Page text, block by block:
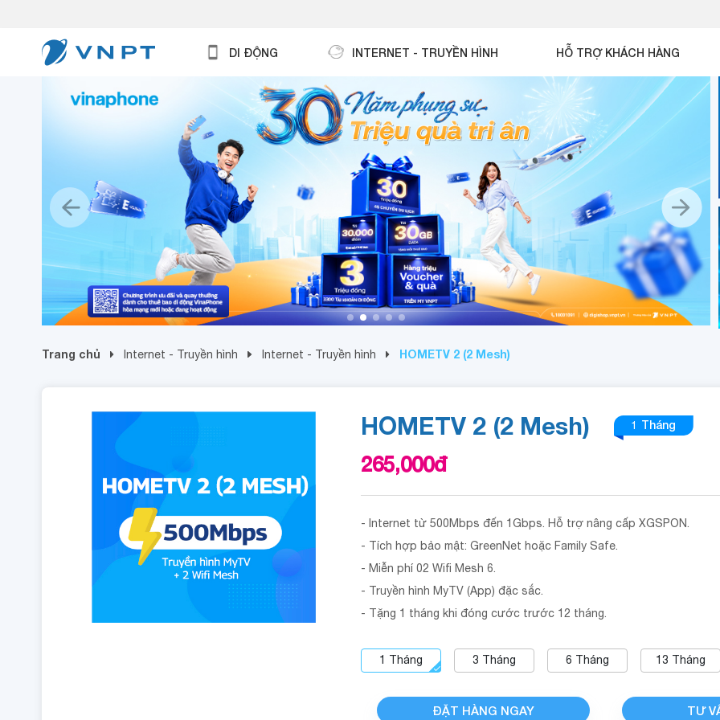
DI ĐỘNG INTERNET - TRUYỀN HÌNH HỖ TRỢ KHÁCH HÀNG
Trang chủ Internet - Truyền hình Internet - Truyền hình HOMETV 2 (2 Mesh)
HOMETV 2 (2 Mesh) 1 Tháng
265,000đ
- Internet từ 500Mbps đến 1Gbps. Hỗ trợ nâng cấp XGSPON.
- Tích hợp bảo mật: GreenNet hoặc Family Safe.
- Miễn phí 02 Wifi Mesh 6.
- Truyền hình MyTV (App) đặc sắc.
- Tặng 1 tháng khi đóng cước trước 12 tháng.
1 Tháng 3 Tháng 6 Tháng 13 Tháng
ĐẶT HÀNG NGAY TƯ